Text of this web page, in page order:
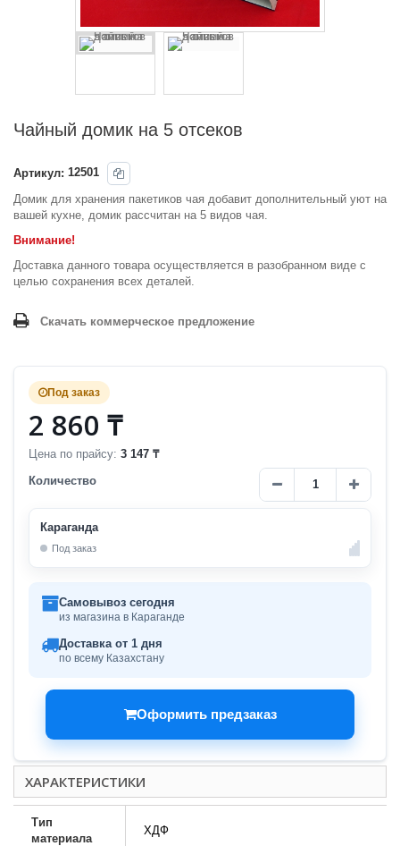
Чайный домик на 5 отсеков
Артикул: 12501
Домик для хранения пакетиков чая добавит дополнительный уют на
вашей кухне, домик рассчитан на 5 видов чая.
Внимание!
Доставка данного товара осуществляется в разобранном виде с
целью сохранения всех деталей.
Скачать коммерческое предложение
Под заказ
2 860 ₸
Цена по прайсу: 3 147 ₸
Количество
Караганда
Под заказ
Самовывоз сегодня
из магазина в Караганде
Доставка от 1 дня
по всему Казахстану
Оформить предзаказ
ХАРАКТЕРИСТИКИ
Тип
материала
ХДФ